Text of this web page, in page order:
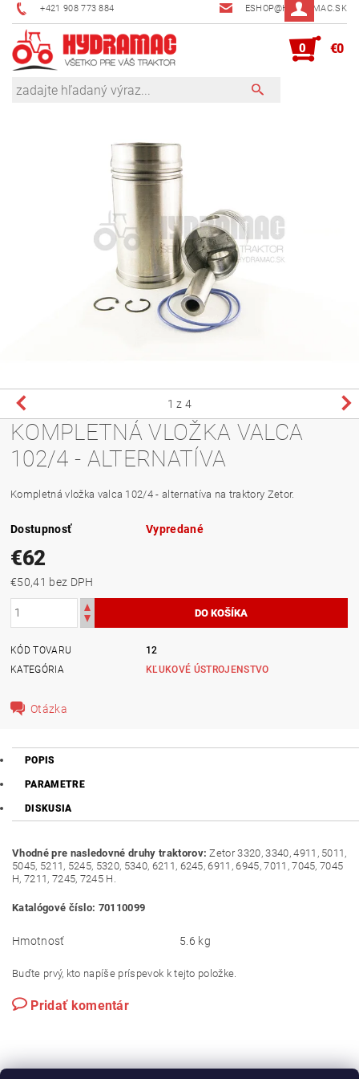
+421 908 773 884 ESHOP@HYDRAMAC.SK
0 €0
1 z 4
KOMPLETNÁ VLOŽKA VALCA
102/4 - ALTERNATÍVA
Kompletná vložka valca 102/4 - alternatíva na traktory Zetor.
Dostupnosť Vypredané
€62
€50,41 bez DPH
KÓD TOVARU
12
KATEGÓRIA
KĽUKOVÉ ÚSTROJENSTVO
Otázka
POPIS
PARAMETRE
DISKUSIA
Vhodné pre nasledovné druhy traktorov: Zetor 3320, 3340, 4911, 5011,
5045, 5211, 5245, 5320, 5340, 6211, 6245, 6911, 6945, 7011, 7045, 7045
H, 7211, 7245, 7245 H.
Katalógové číslo: 70110099
Hmotnosť 5.6 kg
Buďte prvý, kto napíše príspevok k tejto položke.
Pridať komentár